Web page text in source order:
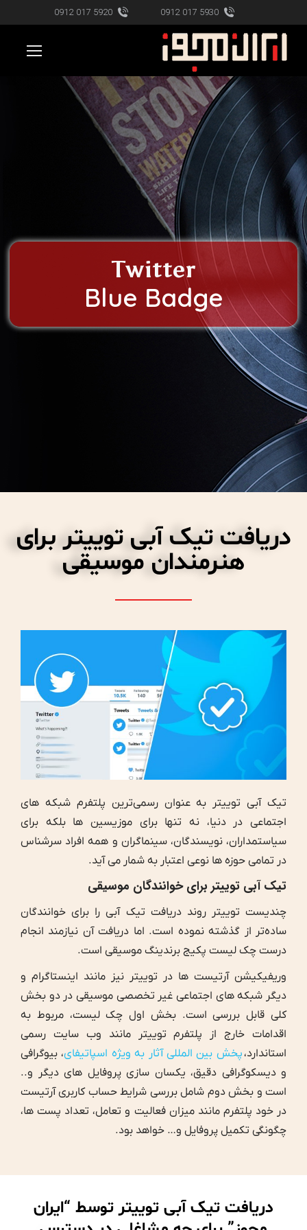
5930 017 0912
5920 017 0912
Twitter
Blue Badge​
دریافت تیک آبی توییتر برای
هنرمندان موسیقی
تیک آبی توییتر به عنوان رسمی‌ترین پلتفرم شبکه های
اجتماعی در دنیا، نه تنها برای موزیسین ها بلکه برای
سیاستمداران، نویسندگان، سینماگران و همه افراد سرشناس
در تمامی حوزه ها نوعی اعتبار به شمار می آید.
تیک آبی توییتر برای خوانندگان موسیقی
چندیست توییتر روند دریافت تیک آبی را برای خوانندگان
ساده‌تر از گذشته نموده است. اما دریافت آن نیازمند انجام
درست چک لیست پکیج برندینگ موسیقی است.
وریفیکیشن آرتیست ها در توییتر نیز مانند اینستاگرام و
دیگر شبکه های اجتماعی غیر تخصصی موسیقی در دو بخش
کلی قابل بررسی است. بخش اول چک لیست، مربوط به
اقدامات خارج از پلتفرم توییتر مانند وب سایت رسمی
استاندارد،پخش بین المللی آثار به ویژه اسپاتیفای، بیوگرافی
و دیسکوگرافی دقیق، یکسان سازی پروفایل های دیگر و..
است و بخش دوم شامل بررسی شرایط حساب کاربری آرتیست
در خود پلتفرم مانند میزان فعالیت و تعامل، تعداد پست ها،
چگونگی تکمیل پروفایل و… خواهد بود.
دریافت تیک آبی توییتر توسط “ایران